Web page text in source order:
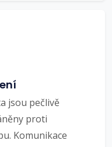
jsou pečlivě
proti
Komunikace